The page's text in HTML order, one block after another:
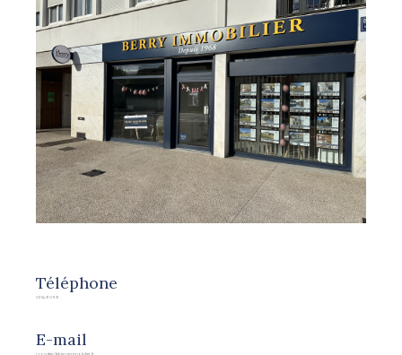
Téléphone
02 54 21 09 21
E-mail
r.rondier@berryimmobilier.fr